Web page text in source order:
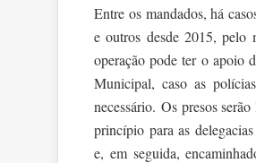
Entre os mandados, há
e outros desde 2015, pelo
operação pode ter o apoio
Municipal, caso as
necessário. Os presos serão
princípio para as
e, em seguida,